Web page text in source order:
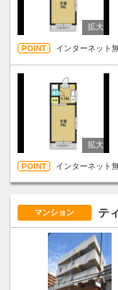
インターネット
インターネット
マンション テ